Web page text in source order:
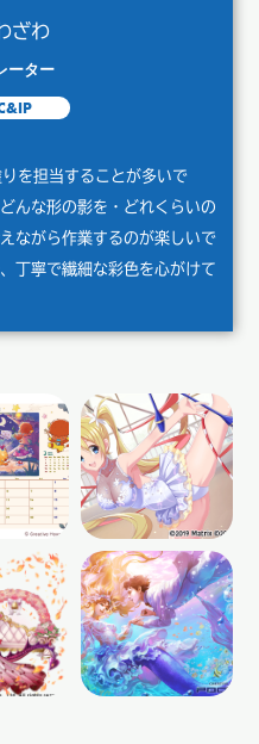
ざわ
ーター
を担当することが多いで
んな形の影を・どれくらいの
ながら作業するのが楽しいで
丁寧で繊細な彩色を心がけて